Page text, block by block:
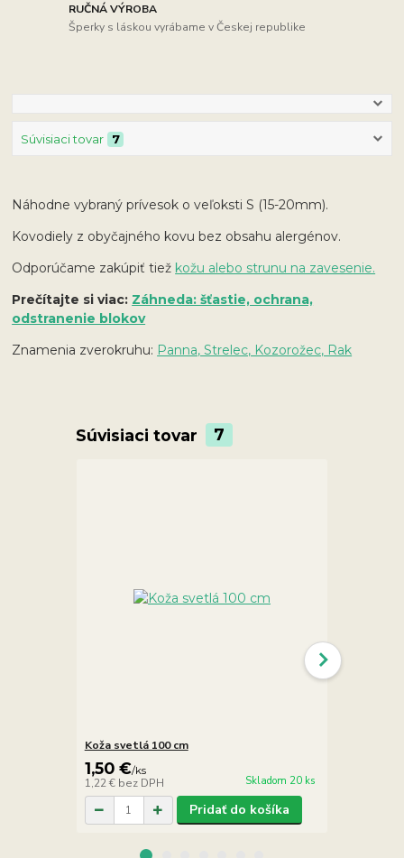
RUČNÁ VÝROBA
Šperky s láskou vyrábame v Českej republike
Súvisiaci tovar 7
Náhodne vybraný prívesok o veľoksti S (15-20mm).
Kovodiely z obyčajného kovu bez obsahu alergénov.
Odporúčame zakúpiť tiež kožu alebo strunu na zavesenie.
Prečítajte si viac: Záhneda: šťastie, ochrana,
odstranenie blokov
Znamenia zverokruhu: Panna, Strelec, Kozorožec, Rak
Súvisiaci tovar 7
Koža svetlá 100 cm
1,50 €/ks
1,22 € bez DPH Skladom 20 ks
Pridať do košíka